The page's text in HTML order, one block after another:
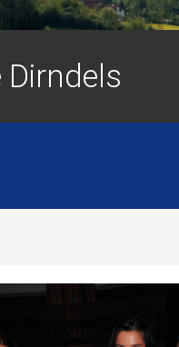
Dirndels